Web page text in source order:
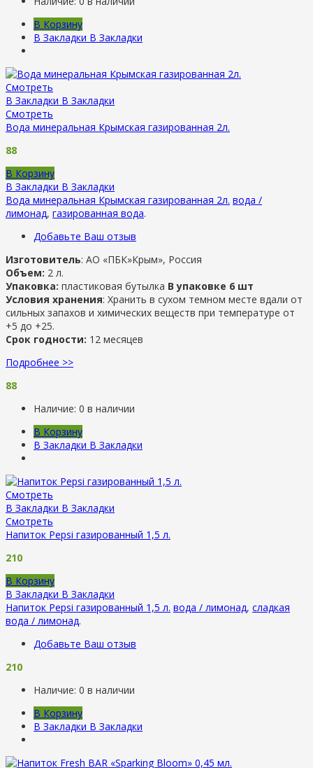
В Корзину
В Закладки В Закладки
Смотреть
В Закладки В Закладки
Смотреть
Вода минеральная Крымская газированная 2л.
88
В Корзину
В Закладки В Закладки
Вода минеральная Крымская газированная 2л. вода /
лимонад, газированная вода.
Добавьте Ваш отзыв
Изготовитель: АО «ПБК»Крым», Россия
Объем: 2 л.
Упаковка: пластиковая бутылка В упаковке 6 шт
Условия хранения: Хранить в сухом темном месте вдали от
сильных запахов и химических веществ при температуре от
+5 до +25.
Срок годности: 12 месяцев
Подробнее >>
88
Наличие: 0 в наличии
В Корзину
В Закладки В Закладки
Смотреть
В Закладки В Закладки
Смотреть
Напиток Pepsi газированный 1,5 л.
210
В Корзину
В Закладки В Закладки
Напиток Pepsi газированный 1,5 л. вода / лимонад, сладкая
вода / лимонад.
Добавьте Ваш отзыв
210
Наличие: 0 в наличии
В Корзину
В Закладки В Закладки